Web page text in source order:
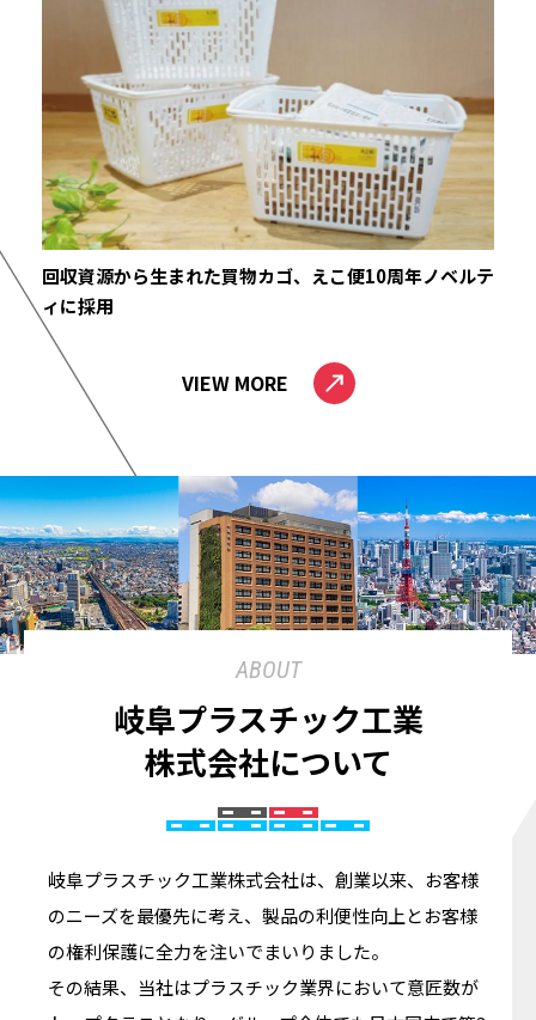
回収資源から生まれた買物カゴ、えこ便10周年ノベルテ
ィに採用
VIEW MORE
ABOUT
岐阜プラスチック工業
株式会社について
岐阜プラスチック工業株式会社は、創業以来、お客様
のニーズを最優先に考え、製品の利便性向上とお客様
の権利保護に全力を注いでまいりました。
その結果、当社はプラスチック業界において意匠数が